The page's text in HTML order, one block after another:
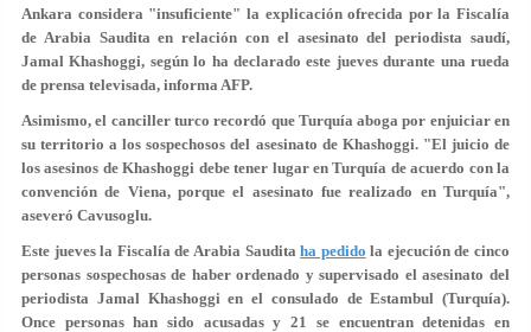
Ankara considera "insuficiente" la explicación ofrecida por la Fiscalía
de Arabia Saudita en relación con el asesinato del periodista saudí,
Jamal Khashoggi, según lo ha declarado este jueves durante una rueda
de prensa televisada, informa AFP.
Asimismo, el canciller turco recordó que Turquíaaboga por enjuiciar en
su territorio a los sospechosos del asesinato de Khashoggi. "El juicio de
los asesinos de Khashoggi debe tener lugar en Turquía de acuerdo con la
convención de Viena, porque el asesinato fue realizado en Turquía",
aseveró Cavusoglu.
Este jueves la Fiscalía de Arabia Sauditaha pedido la ejecución de cinco
personas sospechosas de haber ordenado y supervisado el asesinato del
periodista Jamal Khashoggi en el consulado de Estambul (Turquía).
Once personas han sido acusadas y 21 se encuentran detenidas en